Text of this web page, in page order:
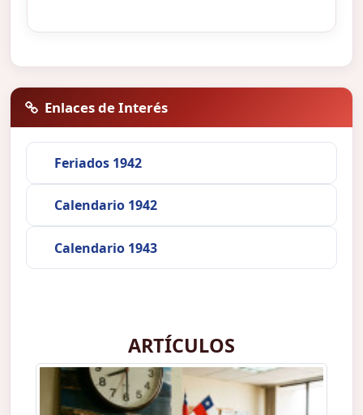
Enlaces de Interés
Feriados 1942
Calendario 1942
Calendario 1943
ARTÍCULOS